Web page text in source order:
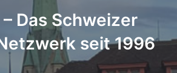
– Das Schweizer
seit 1996